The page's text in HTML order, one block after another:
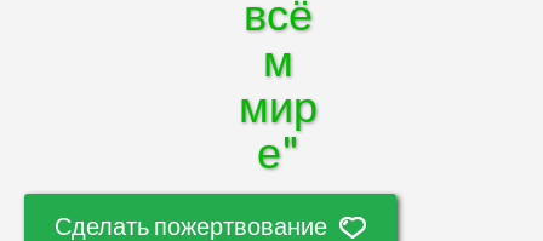
всё
м
мир
е"
Сделать пожертвование